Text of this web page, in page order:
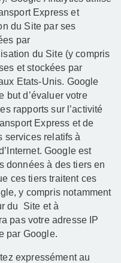
Express et
du Site par ses
par
du Site (y compris
et stockées par
Etats-Unis. Google
but d’évaluer votre
rapports sur l’activité
Express et de
services relatifs à
Google est
données à des tiers en
ces tiers traitent ces
y compris notamment
du Site et à
pas votre adresse IP
par Google.
expressément au